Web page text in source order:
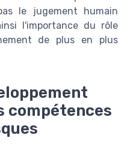
le jugement humain
l'importance du rôle
de plus en plus
compétences